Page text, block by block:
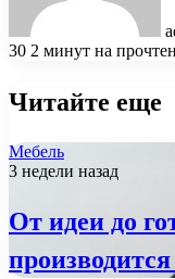
30 2 минут на
Читайте еще
Мебель
3 недели назад
От идеи до